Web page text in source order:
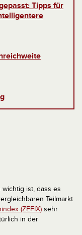
Tipps für
ist, dass es
Teilmarkt
(ZEFIX) sehr
in der